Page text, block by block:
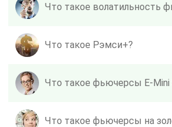
Что такое волатильность
Что такое Рэмси+?
Что такое фьючерсы E-Mini
Что такое фьючерсы на